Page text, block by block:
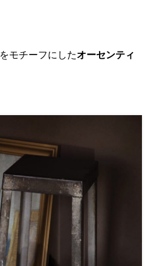
をモチーフにしたオーセンティ